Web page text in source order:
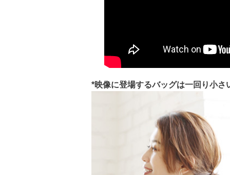
*映像に登場するバッグは一回り小